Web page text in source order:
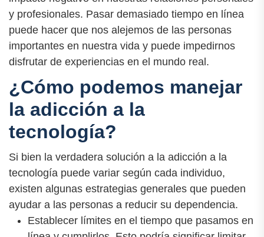
y profesionales. Pasar demasiado tiempo en línea
puede hacer que nos alejemos de las personas
importantes en nuestra vida y puede impedirnos
disfrutar de experiencias en el mundo real.
¿Cómo podemos manejar
la adicción a la
tecnología?
Si bien la verdadera solución a la adicción a la
tecnología puede variar según cada individuo,
existen algunas estrategias generales que pueden
ayudar a las personas a reducir su dependencia.
Establecer límites en el tiempo que pasamos en